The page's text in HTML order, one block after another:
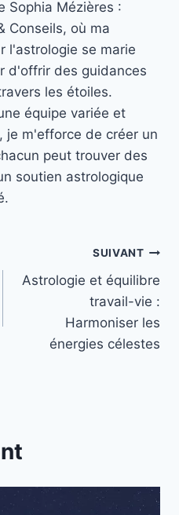
Sophia Mézières :
Conseils, où ma
l'astrologie se marie
d'offrir des guidances
les étoiles.
équipe variée et
je m'efforce de créer un
peut trouver des
soutien astrologique
SUIVANT
Astrologie et équilibre
travail-vie :
Harmoniser les
énergies célestes